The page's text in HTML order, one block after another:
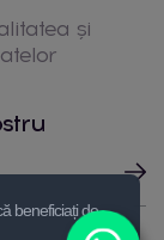
și
beneficiați de